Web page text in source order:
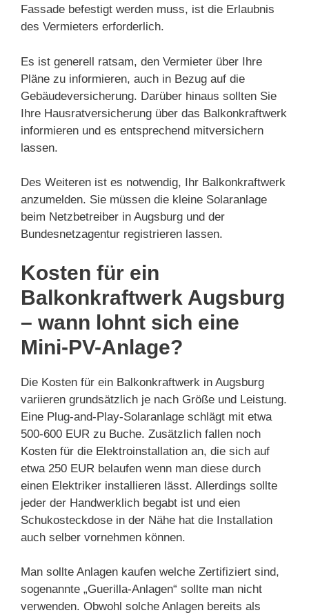
Fassade befestigt werden muss, ist die Erlaubnis
des Vermieters erforderlich.
Es ist generell ratsam, den Vermieter über Ihre
Pläne zu informieren, auch in Bezug auf die
Gebäudeversicherung. Darüber hinaus sollten Sie
Ihre Hausratversicherung über das Balkonkraftwerk
informieren und es entsprechend mitversichern
lassen.
Des Weiteren ist es notwendig, Ihr Balkonkraftwerk
anzumelden. Sie müssen die kleine Solaranlage
beim Netzbetreiber in Augsburg und der
Bundesnetzagentur registrieren lassen.
Kosten für ein
Balkonkraftwerk Augsburg
– wann lohnt sich eine
Mini-PV-Anlage?
Die Kosten für ein Balkonkraftwerk in Augsburg
variieren grundsätzlich je nach Größe und Leistung.
Eine Plug-and-Play-Solaranlage schlägt mit etwa
500-600 EUR zu Buche. Zusätzlich fallen noch
Kosten für die Elektroinstallation an, die sich auf
etwa 250 EUR belaufen wenn man diese durch
einen Elektriker installieren lässt. Allerdings sollte
jeder der Handwerklich begabt ist und eien
Schukosteckdose in der Nähe hat die Installation
auch selber vornehmen können.
Man sollte Anlagen kaufen welche Zertifiziert sind,
sogenannte „Guerilla-Anlagen“ sollte man nicht
verwenden. Obwohl solche Anlagen bereits als